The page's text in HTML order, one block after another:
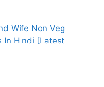
Wife Non Veg
In Hindi [Latest